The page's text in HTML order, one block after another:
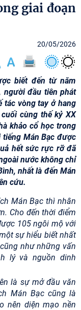
20/05/2026
biết đến từ năm
người đầu tiên phát
tác vòng tay ở hang
cùng thế kỷ XX
khảo cổ học trong
Mán Bạc được
hết sức rực rỡ đã
nước không chỉ
nhất là đến Mán
cứu.
Mán Bạc thì nhân
Cho đến thời điểm
105 ngôi mộ với
sự hiểu biết nhất
như những vấn
lý và nguồn dinh
là sự mở đầu văn
Mán Bạc cũng là
nên diện mạo nền